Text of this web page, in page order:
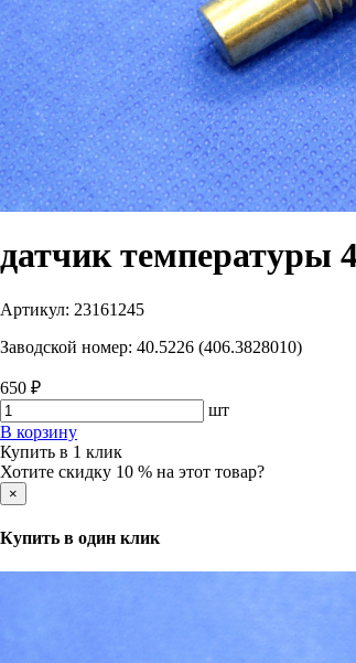
датчик температуры
Артикул: 23161245
Заводской номер: 40.5226 (406.3828010)
650 ₽
шт
В корзину
Купить в 1 клик
Хотите скидку 10 % на этот товар?
×
Купить в один клик